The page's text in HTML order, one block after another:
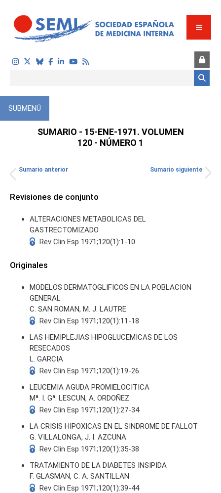
SUMARIO - 15-ENE-1971. VOLUMEN
120 - NÚMERO 1
SUBMENÚ
Sumario anterior Sumario siguiente
Revisiones de conjunto
ALTERACIONES METABOLICAS DEL
GASTRECTOMIZADO
Rev Clin Esp 1971;120(1):1-10
Originales
MODELOS DERMATOGLIFICOS EN LA POBLACION
GENERAL
C. SAN ROMAN, M. J. LAUTRE
Rev Clin Esp 1971;120(1):11-18
LAS HEMIPLEJIAS HIPOGLUCEMICAS DE LOS
RESECADOS
L. GARCIA
Rev Clin Esp 1971;120(1):19-26
LEUCEMIA AGUDA PROMIELOCITICA
Mª. I. Gª. LESCUN, A. ORDOÑEZ
Rev Clin Esp 1971;120(1):27-34
LA CRISIS HIPOXICAS EN EL SINDROME DE FALLOT
G. VILLALONGA, J. I. AZCUNA
Rev Clin Esp 1971;120(1):35-38
TRATAMIENTO DE LA DIABETES INSIPIDA
F. GLASMAN, C. A. SANTILLAN
Rev Clin Esp 1971;120(1):39-44